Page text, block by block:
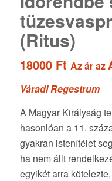
(Ritus)
18000 Ft Az ár az
Váradi Regestrum
A Magyar Királyság
hasonlóan a 11.
gyakran istenítélet
ha nem állt
egyikét arra